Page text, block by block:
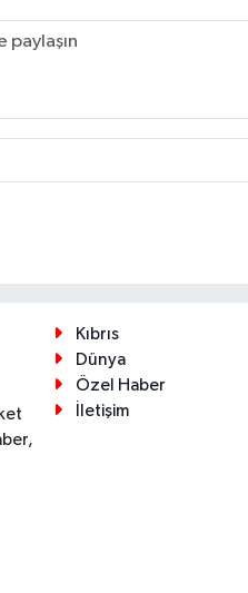
Kıbrıs
Dünya
Özel Haber
İletişim